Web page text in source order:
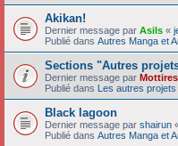
Akikan!
Dernier message par Asils «
Publié dans Autres Manga et
Sections "Autres
Dernier message par Mottires
Publié dans Les autres projets
Black lagoon
Dernier message par shairun
Publié dans Autres Manga et